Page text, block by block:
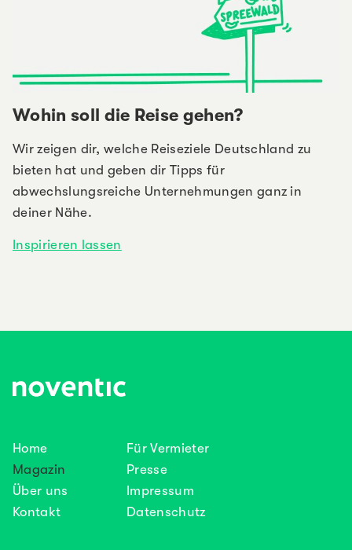
Wohin soll die Reise gehen?
Wir zeigen dir, welche Reiseziele Deutschland zu
bieten hat und geben dir Tipps für
abwechslungsreiche Unternehmungen ganz in
deiner Nähe.
Inspirieren lassen
Home
Magazin
Über uns
Kontakt
Für Vermieter
Presse
Impressum
Datenschutz